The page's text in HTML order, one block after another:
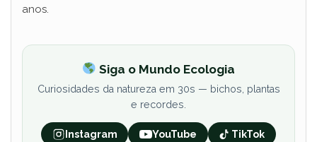
anos.
Siga o Mundo Ecologia
Curiosidades da natureza em 30s — bichos, plantas
e recordes.
Instagram YouTube TikTok